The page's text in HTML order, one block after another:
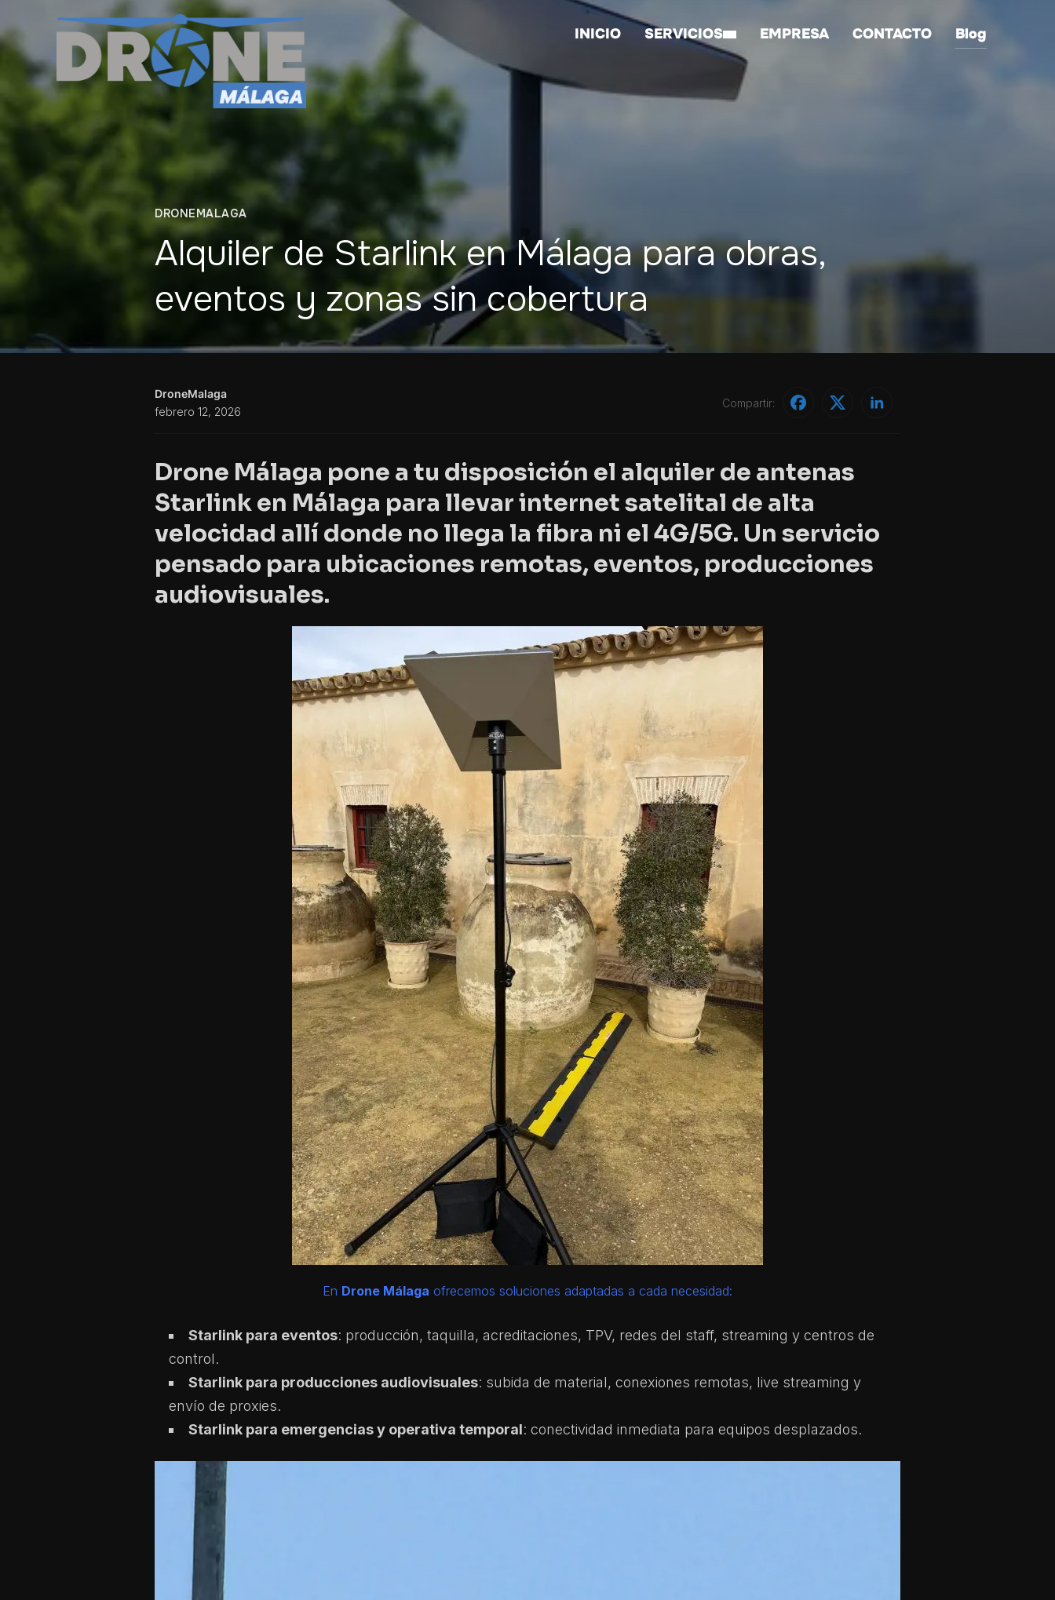
INICIO SERVICIOS EMPRESA CONTACTO Blog
DRONEMALAGA
Alquiler de Starlink en Málaga para obras,
eventos y zonas sin cobertura
DroneMalaga
febrero 12, 2026
Compartir:
Drone Málaga pone a tu disposición el alquiler de antenas
Starlink en Málaga para llevarinternet satelital de alta
velocidad allí donde no llega la fibra ni el 4G/5G. Un servicio
pensado para ubicaciones remotas, eventos, producciones
audiovisuales.
En Drone Málaga ofrecemos soluciones adaptadas a cada necesidad:
Starlink para eventos: producción, taquilla, acreditaciones, TPV, redes del staff, streaming y centros de
control.
Starlink para producciones audiovisuales: subida de material, conexiones remotas, live streaming y
envío de proxies.
Starlink para emergencias y operativa temporal: conectividad inmediata para equipos desplazados.